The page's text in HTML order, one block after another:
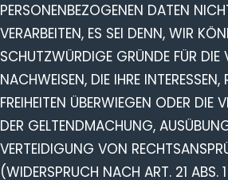
PERSONENBEZOGENEN DATEN
VERARBEITEN, ES SEI DENN, WIR
SCHUTZWÜRDIGE GRÜNDE FÜR DIE
NACHWEISEN, DIE IHRE INTERESSEN,
FREIHEITEN ÜBERWIEGEN ODER DIE
DER GELTENDMACHUNG,
VERTEIDIGUNG VON
(WIDERSPRUCH NACH ART. 21 ABS.